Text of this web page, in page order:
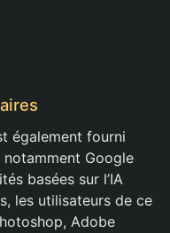
également fourni
Google
basées sur l’IA
les utilisateurs de ce
Adobe